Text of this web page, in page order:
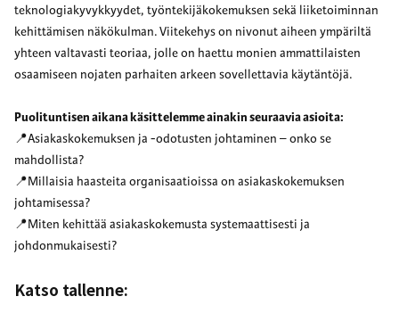
teknologiakyvykkyydet, työntekijäkokemuksen sekä liiketoiminnan
kehittämisen näkökulman. Viitekehys on nivonut aiheen ympäriltä
yhteen valtavasti teoriaa, jolle on haettu monien ammattilaisten
osaamiseen nojaten parhaiten arkeen sovellettavia käytäntöjä.
Puolituntisen aikana käsittelemme ainakin seuraavia asioita:
📍Asiakaskokemuksen ja -odotusten johtaminen – onko se
mahdollista?
📍Millaisia haasteita organisaatioissa on asiakaskokemuksen
johtamisessa?
📍Miten kehittää asiakaskokemusta systemaattisesti ja
johdonmukaisesti?
Katso tallenne: